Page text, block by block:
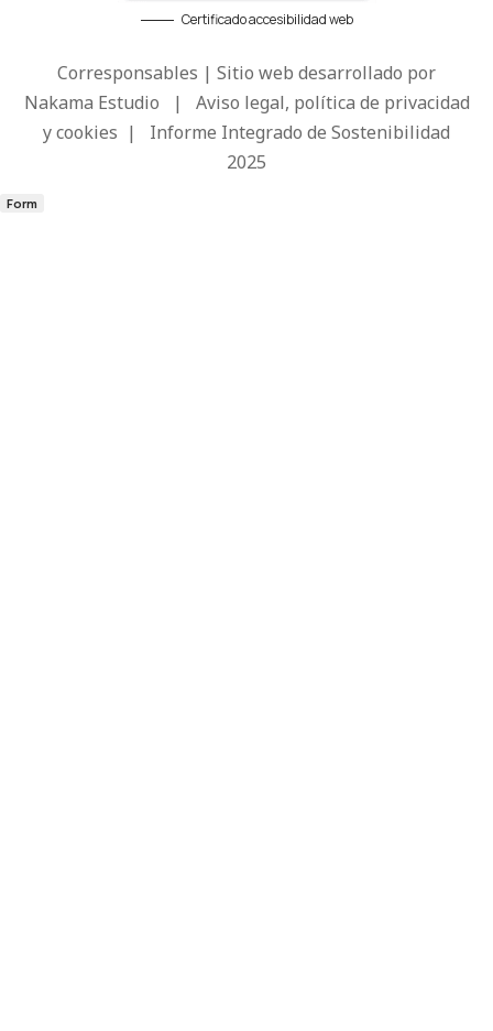
Certificado accesibilidad web
Corresponsables | Sitio web desarrollado por
Nakama Estudio | Aviso legal, política de privacidad
y cookies | Informe Integrado de Sostenibilidad
2025
Form